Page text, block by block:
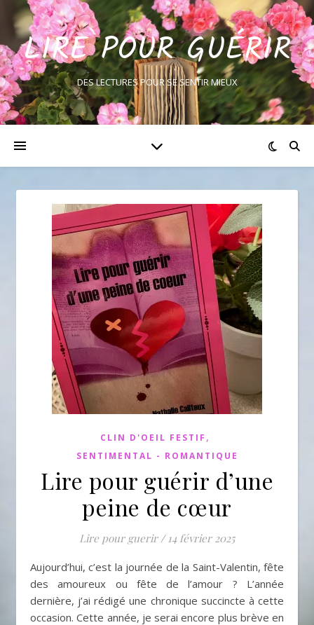
LIRE POUR GUÉRIR
DES LECTURES POUR SE SENTIR MIEUX
CLIN D'OEIL FESTIF ,
SENTIMENTAL - ROMANTIQUE
Lire pour guérir d’une
peine de cœur
Lire pour guerir / 14 février 2025
Aujourd’hui, c’est la journée de la Saint-Valentin, fête
des amoureux ou fête de l’amour ? L’année
dernière, j’ai rédigé une chronique succincte à cette
occasion. Cette année, je serai encore plus brève en